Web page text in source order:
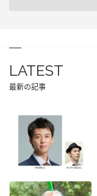
LATEST
最新の記事